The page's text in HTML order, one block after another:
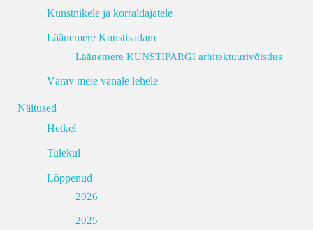
Kunstnikele ja korraldajatele
Läänemere Kunstisadam
Läänemere KUNSTIPARGI arhitektuurivõistlus
Värav meie vanale lehele
Näitused
Hetkel
Tulekul
Lõppenud
2026
2025